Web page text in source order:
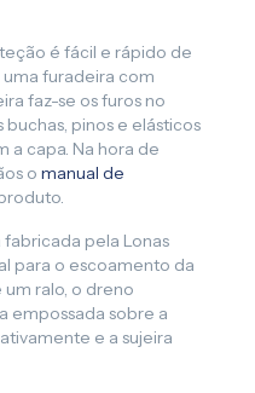
é fácil e rápido de
uma furadeira com
faz-se os furos no
pinos e elásticos
a capa. Na hora de
o manual de
fabricada pela Lonas
para o escoamento da
ralo, o dreno
empossada sobre a
e a sujeira